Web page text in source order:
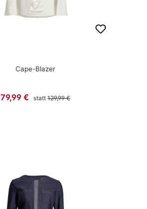
Cape-Blazer
Verkaufspreis:
79,99 € statt Regulärer Preis:
129,99 €